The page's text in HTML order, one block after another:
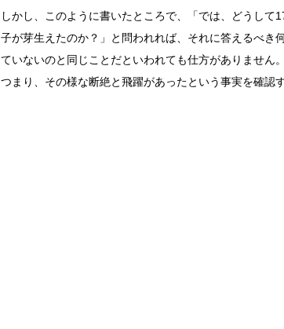
しかし、このように書いたところで、「では、どうし
子が芽生えたのか？」と問われれば、それに答えるべき
ていないのと同じことだといわれても仕方がありません。
つまり、その様な断絶と飛躍があったという事実を確認